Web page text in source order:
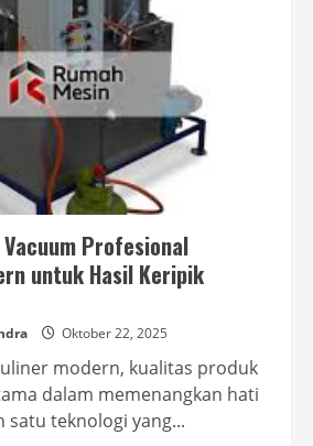
Profesional
untuk Hasil Keripik
Oktober 22, 2025
modern, kualitas produk
dalam memenangkan hati
satu teknologi yang...